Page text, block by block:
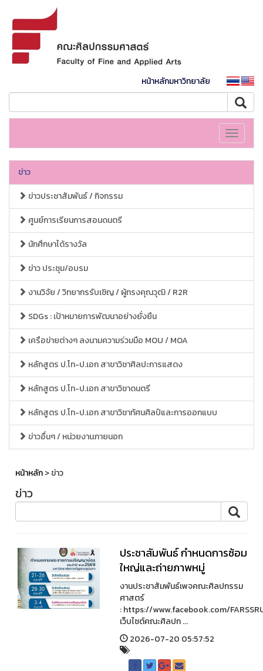
หน้าหลักมหาวิทยาลัย
Toggle
ข่าว
ข่าวประชาสัมพันธ์ / กิจกรรม
ศูนย์การเรียนการสอนดนตรี
นักศึกษาได้รางวัล
ข่าว ประชุม/อบรม
งานวิจัย / วิทยากรรับเชิญ / ผู้ทรงคุณวุฒิ / R2R
SDGs : เป้าหมายการพัฒนาอย่างยั่งยืน
เครือข่ายต่างๆ ลงนามความร่วมมือ MOU / MOA
หลักสูตร ป.โท-ป.เอก สาขาวิชาศิลปะการแสดง
หลักสูตร ป.โท-ป.เอก สาขาวิชาดนตรี
หลักสูตร ป.โท-ป.เอก สาขาวิชาทัศนศิลป์และการออกแบบ
ข่าวอื่นๆ / หน่วยงานภายนอก
หน้าหลัก> ข่าว
ข่าว
ประชาสัมพันธ์ กำหนดการซ้อม
ใหญ่และถ่ายภาพหมู่
งานประชาสัมพันธ์เพจคณะศิลปกรรม
ศาสตร์
: https://www.facebook.com/
เว็บไซต์คณะศิลปก ...
2026-07-20 05:57:52